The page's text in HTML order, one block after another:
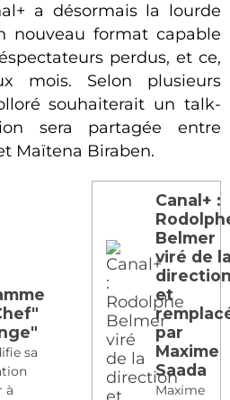
a désormais la lourde
nouveau format capable
perdus, et ce,
mois. Selon plusieurs
souhaiterait un talk-
sera partagée entre
Maïtena Biraben.
sa
à
Canal+ :
Belmer
viré de
et
par
Maxime
Saada
Maxime